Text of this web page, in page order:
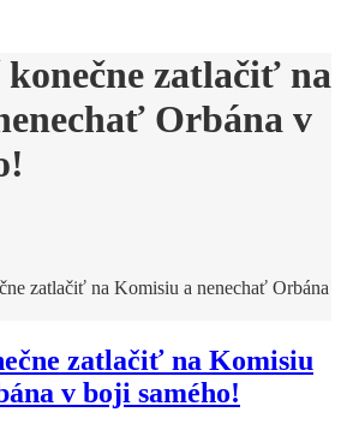
zatlačiť na
Orbána v
zatlačiť na Komisiu a nenechať Orbána
zatlačiť na Komisiu
v boji samého!